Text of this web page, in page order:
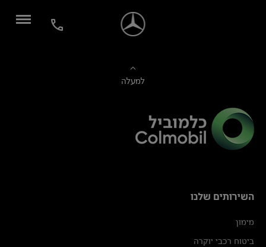
למעלה
השירותים שלנו
מימון
ביטוח רכבי יוקרה